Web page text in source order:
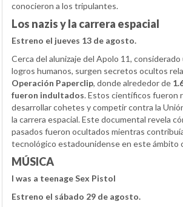
conocieron a los tripulantes.
Los nazis y la carrera espacial
Estreno el jueves 13 de agosto.
Cerca del alunizaje del Apolo 11,
logros humanos, surgen secretos ocultos
Operación Paperclip, donde alrededor de
fueron indultados. Estos científicos fueron
desarrollar cohetes y competir contra la
la carrera espacial. Este documental revela
pasados fueron ocultados mientras
tecnológico estadounidense en este ámbito
MÚSICA
I was a teenage Sex Pistol
Estreno el sábado 29 de agosto.